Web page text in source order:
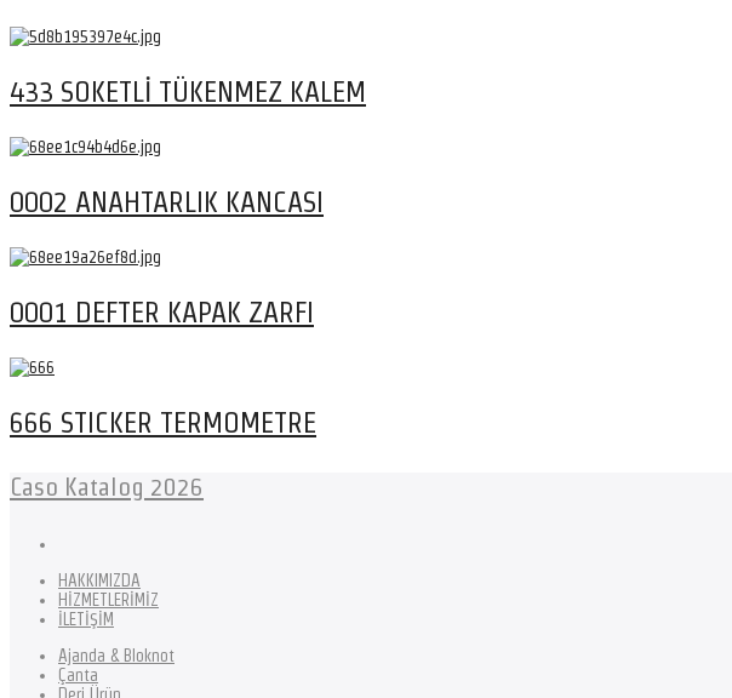
433 SOKETLİ TÜKENMEZ KALEM
0002 ANAHTARLIK KANCASI
0001 DEFTER KAPAK ZARFI
666 STICKER TERMOMETRE
Caso Katalog 2026
HAKKIMIZDA
HİZMETLERİMİZ
İLETİŞİM
Ajanda & Bloknot
Çanta